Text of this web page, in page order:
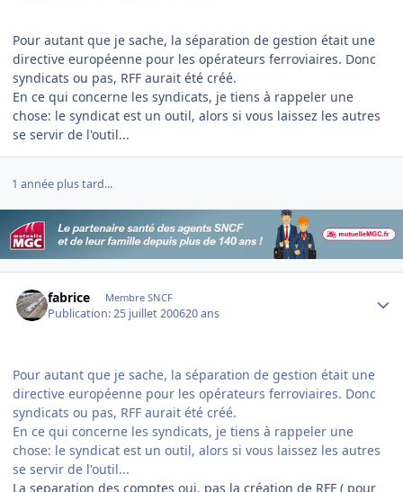
Pour autant que je sache, la séparation de gestion était une
directive européenne pour les opérateurs ferroviaires. Donc
syndicats ou pas, RFF aurait été créé.
En ce qui concerne les syndicats, je tiens à rappeler une
chose: le syndicat est un outil, alors si vous laissez les autres
se servir de l'outil...
1 année plus tard...
fabrice Membre SNCF
Publication:25 juillet 200620 ans
Pour autant que je sache, la séparation de gestion était une
directive européenne pour les opérateurs ferroviaires. Donc
syndicats ou pas, RFF aurait été créé.
En ce qui concerne les syndicats, je tiens à rappeler une
chose: le syndicat est un outil, alors si vous laissez les autres
se servir de l'outil...
La separation des comptes oui, pas la création de RFF ( pour